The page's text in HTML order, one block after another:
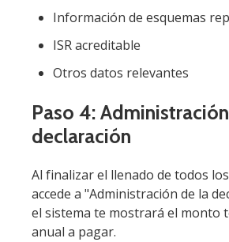
Información de esquemas
ISR acreditable
Otros datos relevantes
Paso 4:
declaración
Al finalizar el llenado de todos
accede a "Administración de la
el sistema te mostrará el monto
anual a pagar.